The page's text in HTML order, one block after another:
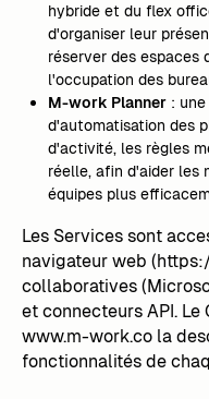
hybride et du flex
d'organiser leur
réserver des espaces
l'occupation des
M-work Planner: une
d'automatisation des
d'activité, les règles
réelle, afin d'aider les
équipes plus
Les Services sont
navigateur web
collaboratives
et connecteurs API.
www.m-work.co la
fonctionnalités de